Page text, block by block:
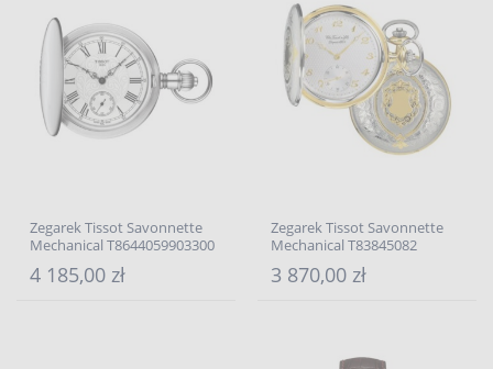
Zegarek Tissot Savonnette
Mechanical T8644059903300
4 185,00 zł
Zegarek Tissot Savonnette
Mechanical T83845082
3 870,00 zł